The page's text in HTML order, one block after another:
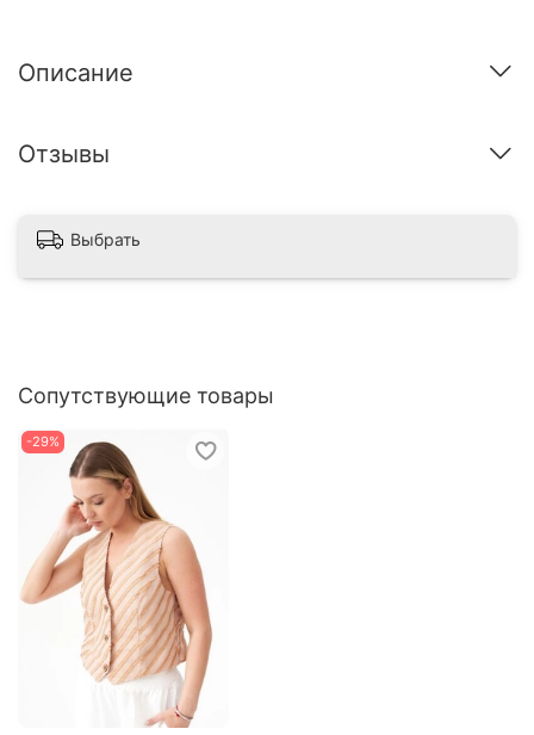
Описание
Отзывы
Выбрать
Сопутствующие товары
-29%